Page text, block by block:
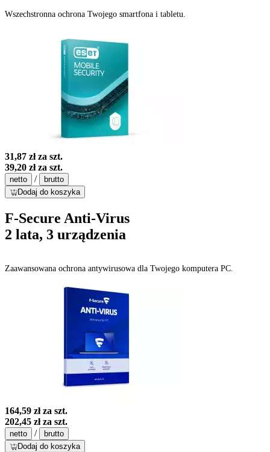
Wszechstronna ochrona Twojego smartfona i tabletu.
31,87 złza szt.
39,20 złza szt.
netto /
brutto
Dodaj do koszyka
F-Secure Anti-Virus
2 lata, 3 urządzenia
Zaawansowana ochrona antywirusowa dla Twojego komputera PC.
164,59 złza szt.
202,45 złza szt.
netto /
brutto
Dodaj do koszyka